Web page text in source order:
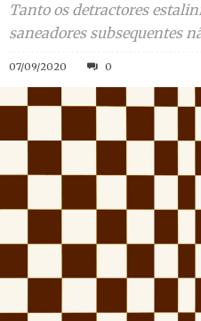
Tanto os detractores
saneadores subsequentes
07/09/2020 0